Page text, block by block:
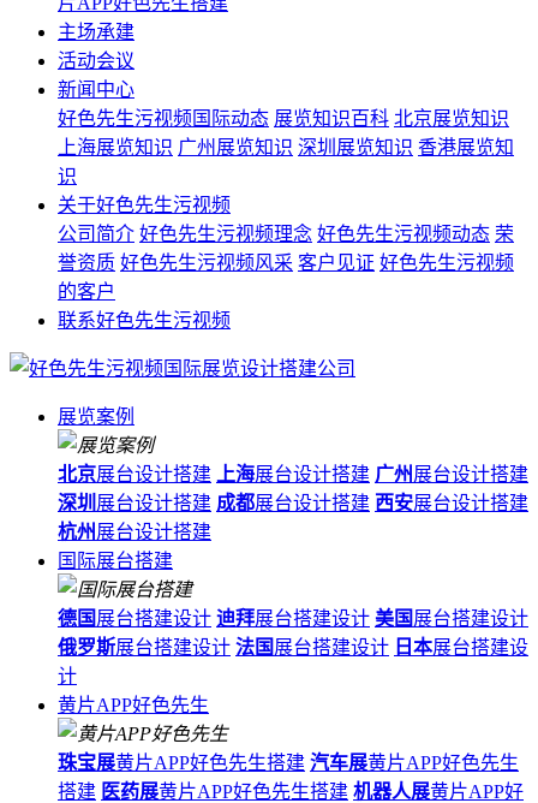
主场承建
活动会议
新闻中心
好色先生污视频国际动态 展览知识百科 北京展览知识
上海展览知识 广州展览知识 深圳展览知识 香港展览知
识
关于好色先生污视频
公司简介 好色先生污视频理念 好色先生污视频动态 荣
誉资质 好色先生污视频风采 客户见证 好色先生污视频
的客户
联系好色先生污视频
展览案例
北京展台设计搭建 上海展台设计搭建 广州展台设计搭建
深圳 展台设计搭建 成都展台设计搭建 西安展台设计搭建
杭州展台设计搭建
国际展台搭建
德国 展台搭建设计 迪拜展台搭建设计 美国 展台搭建设计
俄罗斯展台搭建设计 法国 展台搭建设计 日本展台搭建设
计
黄片APP好色先生
珠宝展黄片APP好色先生搭建 汽车展黄片APP好色先生
搭建 医药展黄片APP好色先生搭建 机器人展黄片APP好